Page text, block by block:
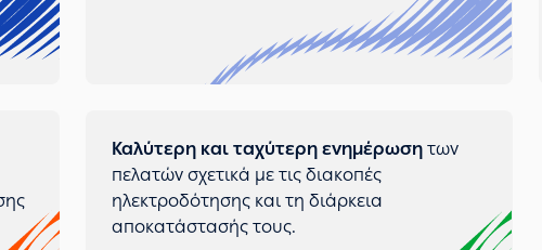
Καλύτερη και ταχύτερη ενημέρωσητων
πελατών σχετικά με τις διακοπές
ηλεκτροδότησης και τη διάρκεια
αποκατάστασής τους.